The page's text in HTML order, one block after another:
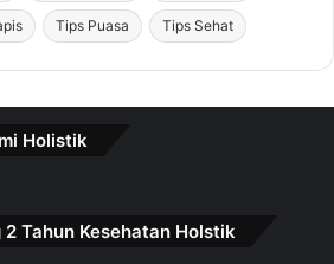
Tips Puasa Tips Sehat
Holistik
Tahun Kesehatan Holstik